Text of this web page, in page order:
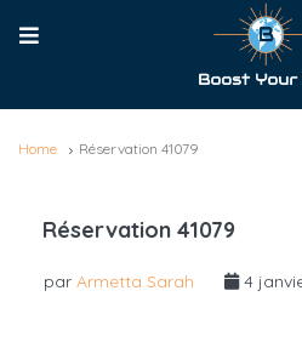
Home Réservation 41079
Réservation 41079
par Armetta Sarah 4